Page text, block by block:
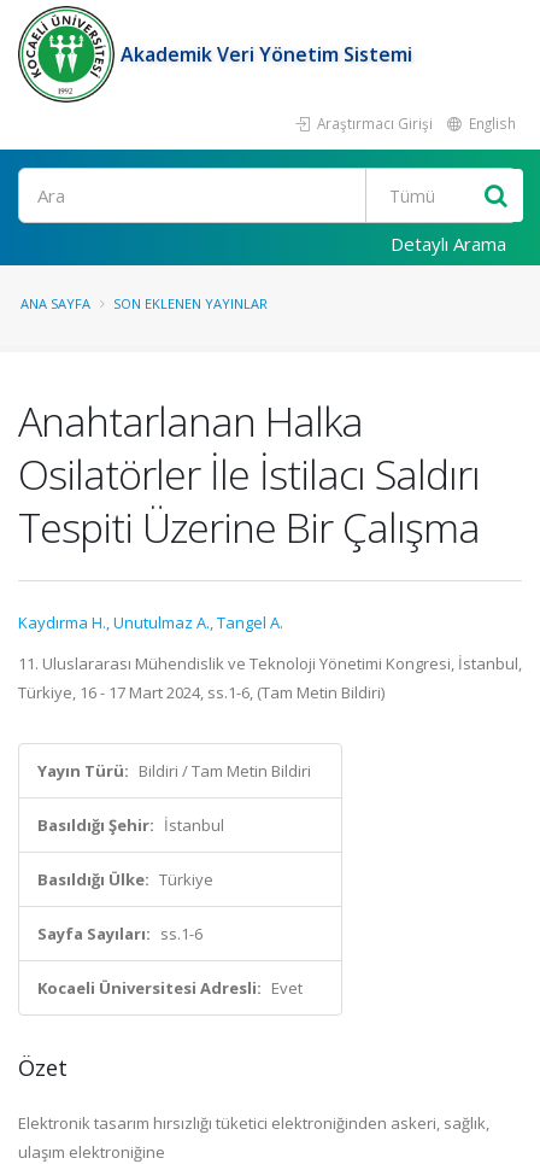
Akademik Veri Yönetim Sistemi
Araştırmacı Girişi English
Ara
Detaylı Arama
ANA SAYFA SON EKLENEN YAYINLAR
Anahtarlanan Halka
Osilatörler İle İstilacı Saldırı
Tespiti Üzerine Bir Çalışma
Kaydırma H.,Unutulmaz A.,Tangel A.
11. Uluslararası Mühendislik ve Teknoloji Yönetimi Kongresi, İstanbul,
Türkiye, 16 - 17 Mart 2024, ss.1-6, (Tam Metin Bildiri)
Yayın Türü: Bildiri / Tam Metin Bildiri
Basıldığı Şehir: İstanbul
Basıldığı Ülke: Türkiye
Sayfa Sayıları: ss.1-6
Kocaeli Üniversitesi Adresli: Evet
Özet
Elektronik tasarım hırsızlığı tüketici elektroniğinden askeri, sağlık,
ulaşım elektroniğine